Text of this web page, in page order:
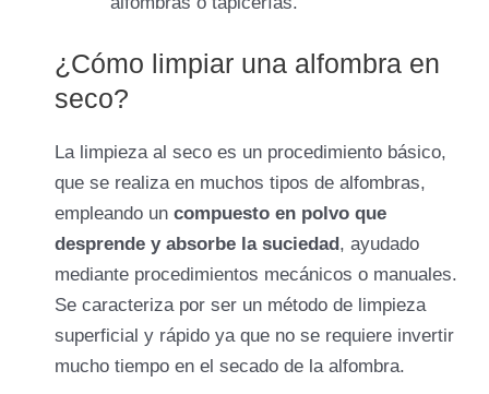
¿Cómo limpiar una alfombra en
seco?
La limpieza al seco es un procedimiento básico,
que se realiza en muchos tipos de alfombras,
empleando un compuesto en polvo que
desprende y absorbe la suciedad , ayudado
mediante procedimientos mecánicos o manuales.
Se caracteriza por ser un método de limpieza
superficial y rápido ya que no se requiere invertir
mucho tiempo en el secado de la alfombra.